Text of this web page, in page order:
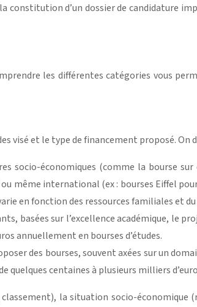
constitution d’un dossier de candidature
les différentes catégories vous
visé et le type de financement proposé.
socio-économiques (comme la bourse
même international (ex : bourses Eiffel
en fonction des ressources familiales et du
basées sur l’excellence académique, le
annuellement en bourses d’études.
des bourses, souvent axées sur un
centaines à plusieurs milliers
la situation socio-économique